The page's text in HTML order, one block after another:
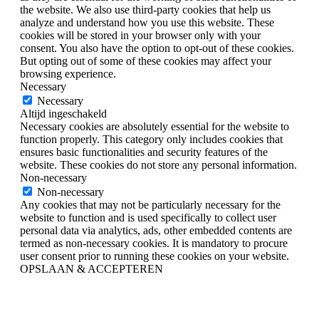
the website. We also use third-party cookies that help us
analyze and understand how you use this website. These
cookies will be stored in your browser only with your
consent. You also have the option to opt-out of these cookies.
But opting out of some of these cookies may affect your
browsing experience.
Necessary
Necessary
Altijd ingeschakeld
Necessary cookies are absolutely essential for the website to
function properly. This category only includes cookies that
ensures basic functionalities and security features of the
website. These cookies do not store any personal information.
Non-necessary
Non-necessary
Any cookies that may not be particularly necessary for the
website to function and is used specifically to collect user
personal data via analytics, ads, other embedded contents are
termed as non-necessary cookies. It is mandatory to procure
user consent prior to running these cookies on your website.
OPSLAAN & ACCEPTEREN